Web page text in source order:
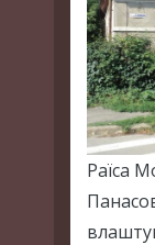
Раїса